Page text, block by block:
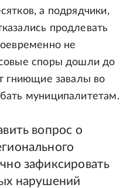
а подрядчики,
продлевать
не
споры дошли до
гниющие завалы во
муниципалитетам.
вопрос о
зафиксировать
нарушений